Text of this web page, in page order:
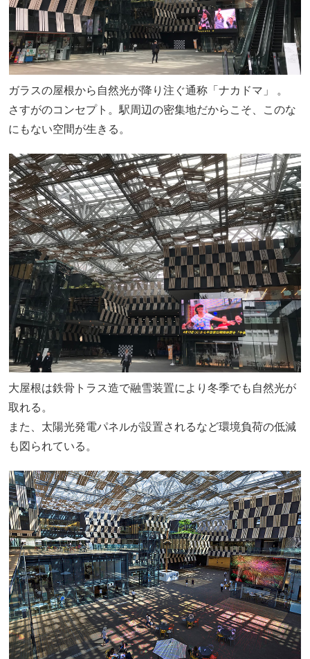
ガラスの屋根から自然光が降り注ぐ通称「ナカドマ」 。
さすがのコンセプト。駅周辺の密集地だからこそ、このな
にもない空間が生きる。
大屋根は鉄骨トラス造で融雪装置により冬季でも自然光が
取れる。
また、太陽光発電パネルが設置されるなど環境負荷の低減
も図られている。